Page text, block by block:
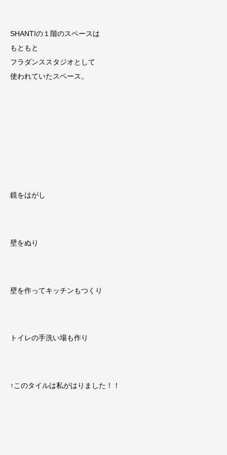
SHANTIの１階のスペースは
もともと
フラダンススタジオとして
使われていたスペース。
鏡をはがし
壁をぬり
壁を作ってキッチンもつくり
トイレの手洗い場も作り
↑このタイルは私がはりました！！